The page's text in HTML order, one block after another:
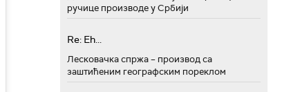
ручице производе у Србији
Re: Eh...
Лесковачка спржа – производ са
заштићеним географским пореклом